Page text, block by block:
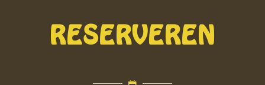
RESERVEREN